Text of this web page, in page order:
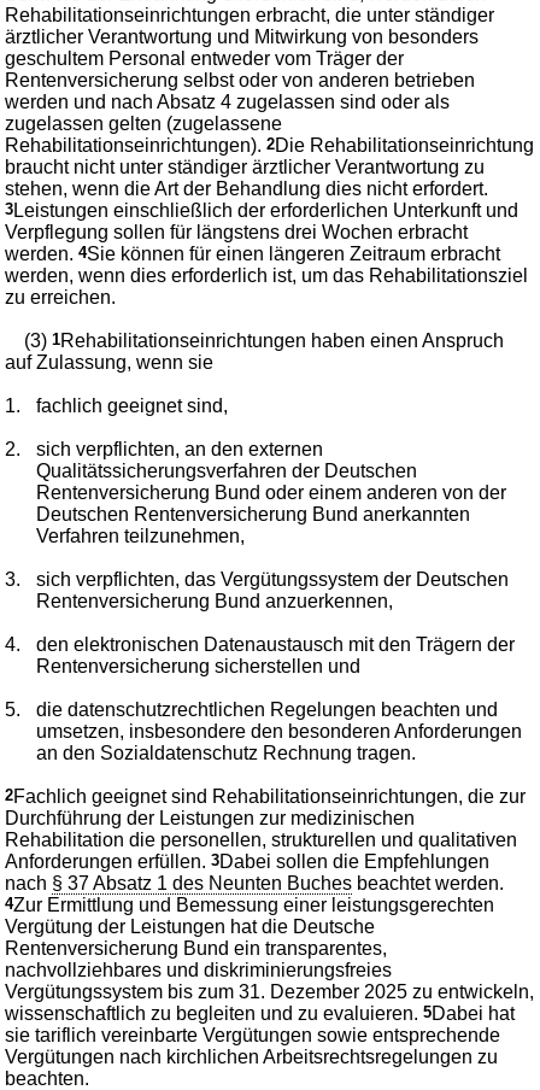
Rehabilitationseinrichtungen erbracht, die unter ständiger
ärztlicher Verantwortung und Mitwirkung von besonders
geschultem Personal entweder vom Träger der
Rentenversicherung selbst oder von anderen betrieben
werden und nach Absatz 4 zugelassen sind oder als
zugelassen gelten (zugelassene
Rehabilitationseinrichtungen).2Die Rehabilitationseinrichtung
braucht nicht unter ständiger ärztlicher Verantwortung zu
stehen, wenn die Art der Behandlung dies nicht erfordert.
3 Leistungen einschließlich der erforderlichen Unterkunft und
Verpflegung sollen für längstens drei Wochen erbracht
werden.4Sie können für einen längeren Zeitraum erbracht
werden, wenn dies erforderlich ist, um das Rehabilitationsziel
zu erreichen.
(3)1Rehabilitationseinrichtungen haben einen Anspruch
auf Zulassung, wenn sie
1. fachlich geeignet sind,
2.
sich verpflichten, an den externen
Qualitätssicherungsverfahren der Deutschen
Rentenversicherung Bund oder einem anderen von der
Deutschen Rentenversicherung Bund anerkannten
Verfahren teilzunehmen,
3.
sich verpflichten, das Vergütungssystem der Deutschen
Rentenversicherung Bund anzuerkennen,
4.
den elektronischen Datenaustausch mit den Trägern der
Rentenversicherung sicherstellen und
5.
die datenschutzrechtlichen Regelungen beachten und
umsetzen, insbesondere den besonderen Anforderungen
an den Sozialdatenschutz Rechnung tragen.
2Fachlich geeignet sind Rehabilitationseinrichtungen, die zur
Durchführung der Leistungen zur medizinischen
Rehabilitation die personellen, strukturellen und qualitativen
Anforderungen erfüllen.3Dabei sollen die Empfehlungen
nach § 37 Absatz 1 des Neunten Buches beachtet werden.
4Zur Ermittlung und Bemessung einer leistungsgerechten
Vergütung der Leistungen hat die Deutsche
Rentenversicherung Bund ein transparentes,
nachvollziehbares und diskriminierungsfreies
Vergütungssystem bis zum 31. Dezember 2025 zu entwickeln,
wissenschaftlich zu begleiten und zu evaluieren.5Dabei hat
sie tariflich vereinbarte Vergütungen sowie entsprechende
Vergütungen nach kirchlichen Arbeitsrechtsregelungen zu
beachten.